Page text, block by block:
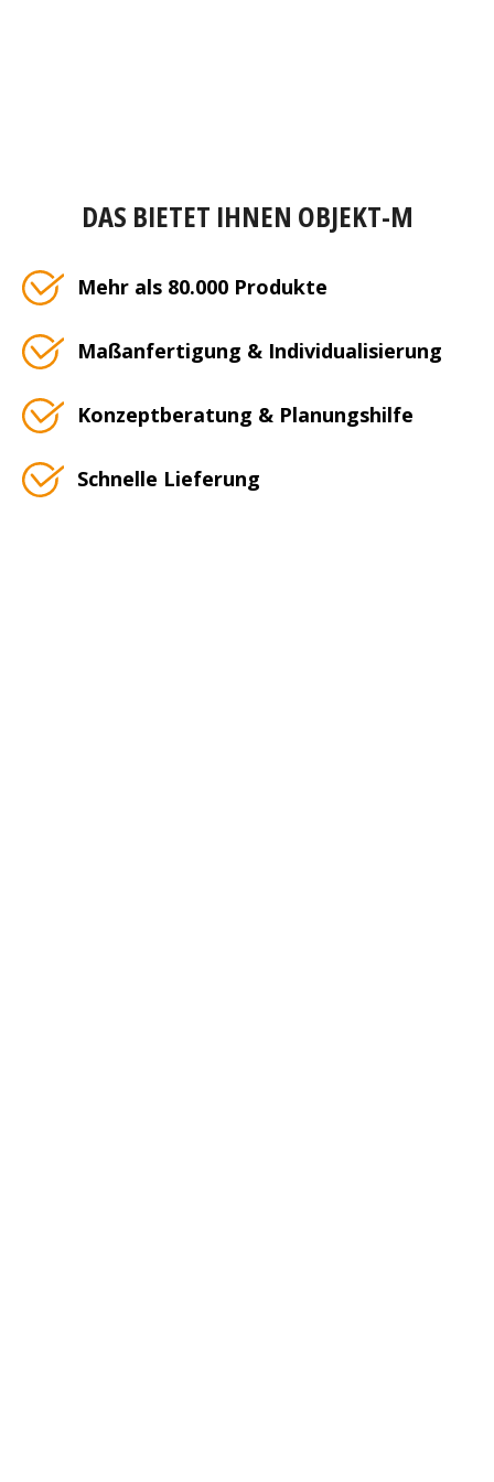
DAS BIETET IHNEN OBJEKT-M
Mehr als 80.000 Produkte
Maßanfertigung & Individualisierung
Konzeptberatung & Planungshilfe
Schnelle Lieferung